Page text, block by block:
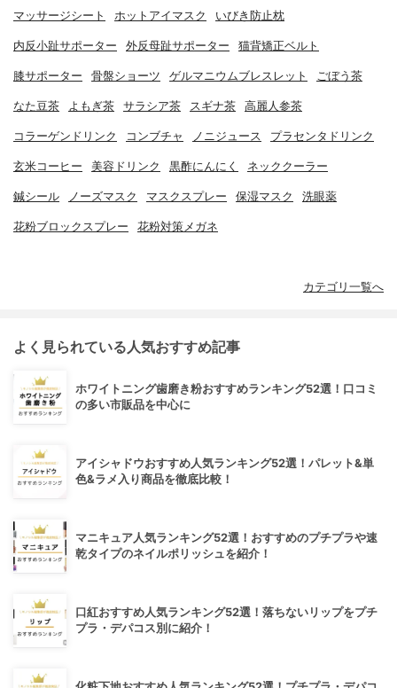
マッサージシート ホットアイマスク いびき防止枕
内反小趾サポーター 外反母趾サポーター 猫背矯正ベルト
膝サポーター 骨盤ショーツ ゲルマニウムブレスレット ごぼう茶
なた豆茶 よもぎ茶 サラシア茶 スギナ茶 高麗人参茶
コラーゲンドリンク コンブチャ ノニジュース プラセンタドリンク
玄米コーヒー 美容ドリンク 黒酢にんにく ネッククーラー
鍼シール ノーズマスク マスクスプレー 保湿マスク 洗眼薬
花粉ブロックスプレー 花粉対策メガネ
カテゴリ一覧へ
よく見られている人気おすすめ記事
ホワイトニング歯磨き粉おすすめランキング52選！口コミ
の多い市販品を中心に
アイシャドウおすすめ人気ランキング52選！パレット&単
色&ラメ入り商品を徹底比較！
マニキュア人気ランキング52選！おすすめのプチプラや速
乾タイプのネイルポリッシュを紹介！
口紅おすすめ人気ランキング52選！落ちないリップをプチ
プラ・デパコス別に紹介！